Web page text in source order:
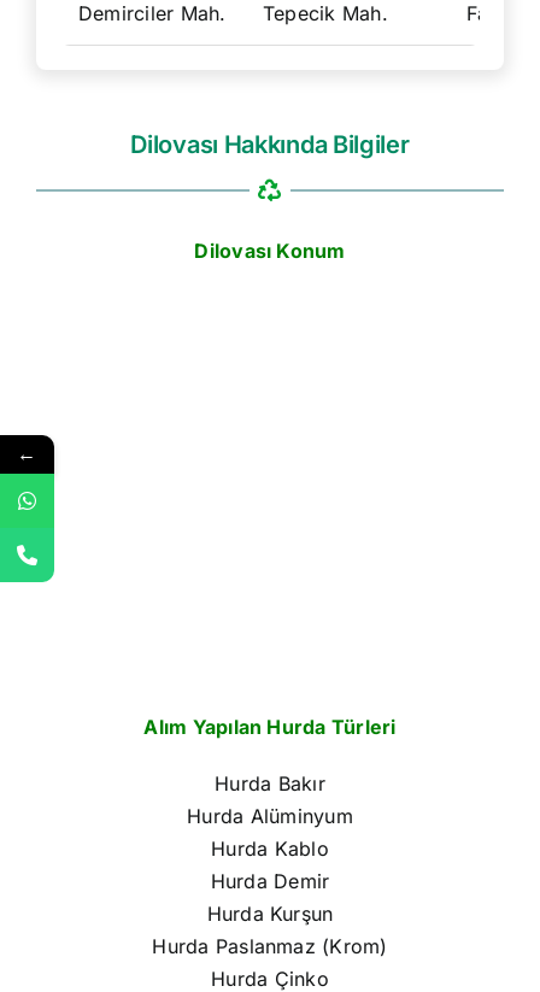
Demirciler Mah. Tepecik Mah. Fatih
Dilovası Hakkında Bilgiler
Dilovası Konum
Alım Yapılan Hurda Türleri
Hurda Bakır
Hurda Alüminyum
Hurda Kablo
Hurda Demir
Hurda Kurşun
Hurda Paslanmaz (Krom)
Hurda Çinko
←